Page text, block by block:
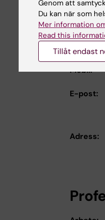
För
Arbete:
Mobil:
E-post:
Adress:
Genom att
Du kan när som
Mer information
Read this
Tillåt endast